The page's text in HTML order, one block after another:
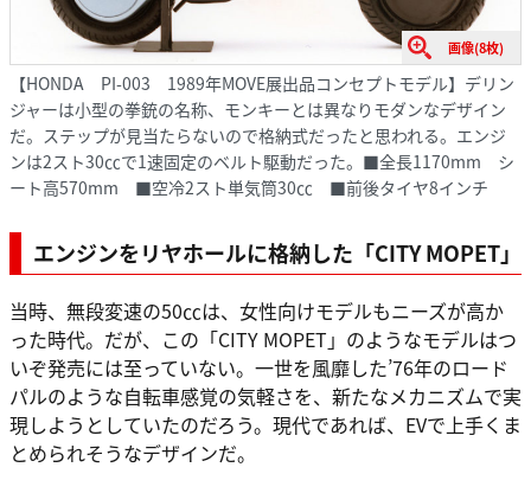
画像(8枚)
【HONDA PI-003 1989年MOVE展出品コンセプトモデル】デリン
ジャーは小型の拳銃の名称、モンキーとは異なりモダンなデザイン
だ。ステップが見当たらないので格納式だったと思われる。エンジ
ンは2スト30㏄で1速固定のベルト駆動だった。■全長1170mm シ
ート高570mm ■空冷2スト単気筒30㏄ ■前後タイヤ8インチ
エンジンをリヤホールに格納した「CITY MOPET」
当時、無段変速の50㏄は、女性向けモデルもニーズが高か
った時代。だが、この「CITY MOPET」のようなモデルはつ
いぞ発売には至っていない。一世を風靡した’76年のロード
パルのような自転車感覚の気軽さを、新たなメカニズムで実
現しようとしていたのだろう。現代であれば、EVで上手くま
とめられそうなデザインだ。